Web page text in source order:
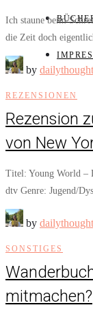
Ich staune beim
die Zeit doch
by
REZENSIONEN
Rezension
von New
Titel: Young World –
dtv Genre: Jugend/
by
SONSTIGES
mitmachen?